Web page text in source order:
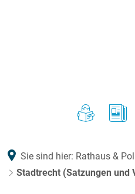
Sie sind hier: Rathaus &
Stadtrecht (Satzungen und